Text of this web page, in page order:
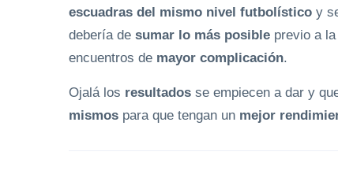
escuadras del mismo nivel futbolístico y
debería de sumar lo más posible previo a la
encuentros de mayor complicación.
Ojalá los resultados se empiecen a dar y
mismos para que tengan un mejor